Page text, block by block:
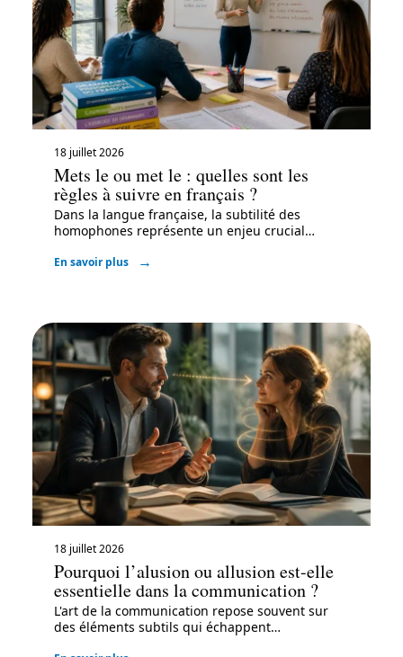
18 juillet 2026
Mets le ou met le : quelles sont les
règles à suivre en français ?
Dans la langue française, la subtilité des
homophones représente un enjeu crucial…
En savoir plus
18 juillet 2026
Pourquoi l’alusion ou allusion est-elle
essentielle dans la communication ?
L'art de la communication repose souvent sur
des éléments subtils qui échappent…